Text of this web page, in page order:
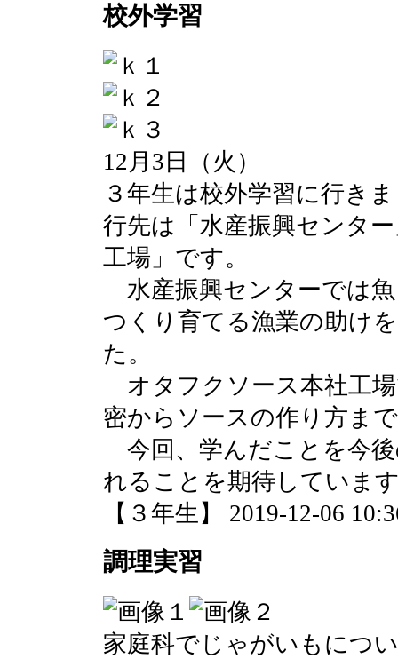
校外学習
12月3日（火）
３年生は校外学習に行き
行先は「水産振興センタ
工場」です。
水産振興センターでは
つくり育てる漁業の助け
た。
オタフクソース本社工
密からソースの作り方ま
今回、学んだことを今
れることを期待していま
【３年生】 2019-12-06
調理実習
家庭科でじゃがいもにつ